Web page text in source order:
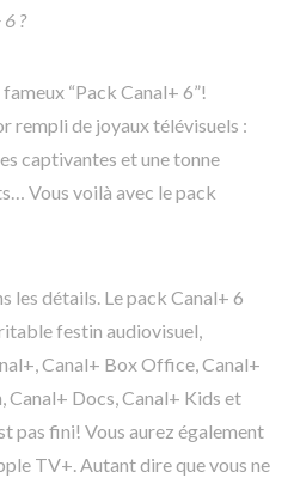
6 ?
“Pack Canal+ 6”!
rempli de joyaux télévisuels :
captivantes et une tonne
Vous voilà avec le pack
les détails. Le pack Canal+ 6
festin audiovisuel,
Canal+ Box Office, Canal+
Canal+ Docs, Canal+ Kids et
pas fini! Vous aurez également
TV+. Autant dire que vous ne